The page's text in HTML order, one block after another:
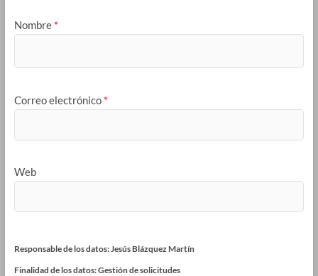
Nombre *
Correo electrónico *
Web
Responsable de los datos: Jesús Blázquez Martín
Finalidad de los datos: Gestión de solicitudes